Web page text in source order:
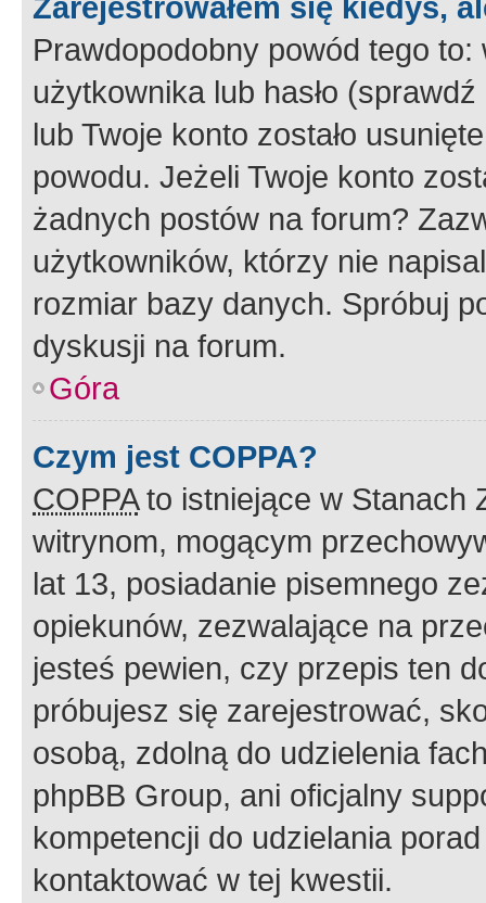
Prawdopodobny powód tego to:
użytkownika lub hasło
lub Twoje konto zostało
powodu. Jeżeli Twoje konto
żadnych postów na forum?
użytkowników, którzy nie
rozmiar bazy danych. Spróbuj
dyskusji na forum.
Góra
Czym jest COPPA?
COPPAto istniejące w Stanach
witrynom, mogącym
lat 13, posiadanie pisemnego
opiekunów, zezwalające na
jesteś pewien, czy przepis ten
próbujesz się zarejestrować,
osobą, zdolną do udzielenia
phpBB Group, ani oficjalny
kompetencji do udzielania
kontaktować w tej kwestii.